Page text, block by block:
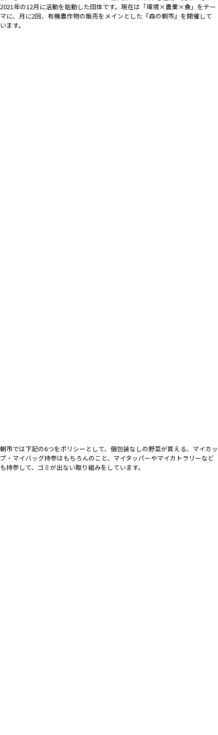
2021年の12月に活動を始動した団体です。現在は「環境×農業×食」をテー
マに、月に2回、有機農作物の販売をメインとした『森の朝市』を開催して
います。
朝市では下記の6つをポリシーとして、個包装なしの野菜が買える、マイカッ
プ・マイバッグ持参はもちろんのこと、マイタッパーやマイカトラリーなど
も持参して、ゴミが出ない取り組みをしています。